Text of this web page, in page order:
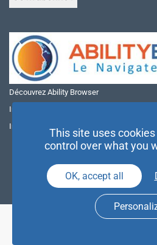
Découvrez Ability Browser
Installer Ability Browser sur Windows
Installer Ability Browser sur Mac
This site uses
control over what you
OK, accept all